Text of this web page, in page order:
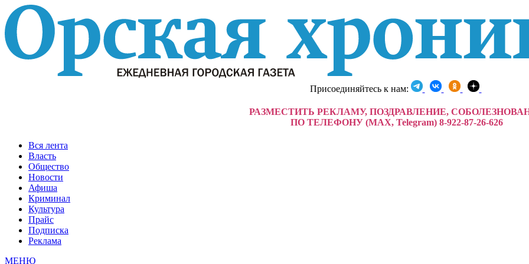
Присоединяйтесь к нам:
РАЗМЕСТИТЬ РЕКЛАМУ, ПОЗДРАВЛЕНИЕ,
ПО ТЕЛЕФОНУ (MAX, Telegram) 8-922-87-26-626
Вся лента
Власть
Общество
Новости
Афиша
Криминал
Культура
Прайс
Подписка
Реклама
МЕНЮ